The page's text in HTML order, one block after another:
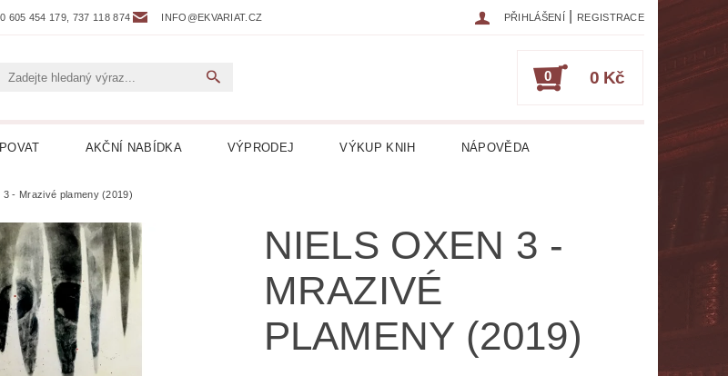
605 454 179, 737 118 874 INFO@EKVARIAT.CZ PŘIHLÁŠENÍ REGISTRACE
0 0 Kč
AKČNÍ NABÍDKA VÝPRODEJ VÝKUP KNIH NÁPOVĚDA
BELETRIE
KNIHY ENCYKLOPEDIE ESOTERIKA, OKULTISMUS
HARLEQUIN HORORY HRY
LEPORELA LITERATURA CIZOJAZYČNÁ
3 - Mrazivé plameny (2019)
NIELS OXEN 3 -
MRAZIVÉ
PLAMENY (2019)